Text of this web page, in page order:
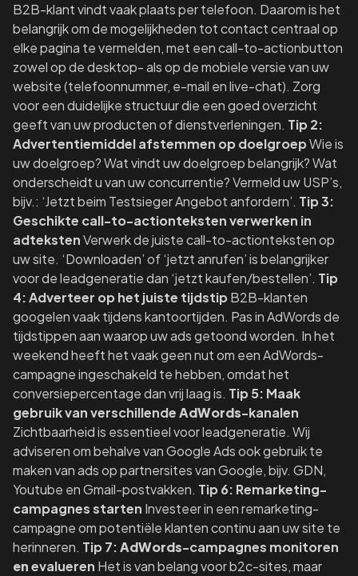
B2B-klant vindt vaak plaats per telefoon. Daarom is het
belangrijk om de mogelijkheden tot contact centraal op
elke pagina te vermelden, met een call-to-actionbutton
zowel op de desktop- als op de mobiele versie van uw
website (telefoonnummer, e-mail en live-chat). Zorg
voor een duidelijke structuur die een goed overzicht
geeft van uw producten of dienstverleningen. Tip 2:
Advertentiemiddel afstemmen op doelgroepWie is
uw doelgroep? Wat vindt uw doelgroep belangrijk? Wat
onderscheidt u van uw concurrentie? Vermeld uw USP’s,
bijv.: ‘Jetzt beim Testsieger Angebot anfordern’. Tip 3:
Geschikte call-to-actionteksten verwerken in
adtekstenVerwerk de juiste call-to-actionteksten op
uw site. ‘Downloaden’ of ‘jetzt anrufen’ is belangrijker
voor de leadgeneratie dan ‘jetzt kaufen/bestellen’. Tip
4: Adverteer op het juiste tijdstipB2B-klanten
googelen vaak tijdens kantoortijden. Pas in AdWords de
tijdstippen aan waarop uw ads getoond worden. In het
weekend heeft het vaak geen nut om een AdWords-
campagne ingeschakeld te hebben, omdat het
conversiepercentage dan vrij laag is. Tip 5: Maak
gebruik van verschillendeAdWords-kanalen
Zichtbaarheid is essentieel voor leadgeneratie. Wij
adviseren om behalve van Google Ads ook gebruik te
maken van ads op partnersites van Google, bijv. GDN,
Youtube en Gmail-postvakken. Tip 6: Remarketing-
campagnes starten Investeer in een remarketing-
campagne om potentiële klanten continu aan uw site te
herinneren. Tip 7:AdWords-campagnes monitoren
enevalueren Het is van belang voor b2c-sites, maar